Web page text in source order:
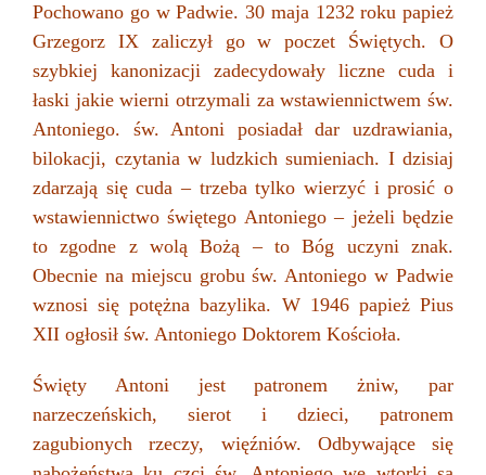
Pochowano go w Padwie. 30 maja 1232 roku papież
Grzegorz IX zaliczył go w poczet Świętych. O
szybkiej kanonizacji zadecydowały liczne cuda i
łaski jakie wierni otrzymali za wstawiennictwem św.
Antoniego. św. Antoni posiadał dar uzdrawiania,
bilokacji, czytania w ludzkich sumieniach. I dzisiaj
zdarzają się cuda – trzeba tylko wierzyć i prosić o
wstawiennictwo świętego Antoniego – jeżeli będzie
to zgodne z wolą Bożą – to Bóg uczyni znak.
Obecnie na miejscu grobu św. Antoniego w Padwie
wznosi się potężna bazylika. W 1946 papież Pius
XII ogłosił św. Antoniego Doktorem Kościoła.
Święty Antoni jest patronem żniw, par
narzeczeńskich, sierot i dzieci, patronem
zagubionych rzeczy, więźniów. Odbywające się